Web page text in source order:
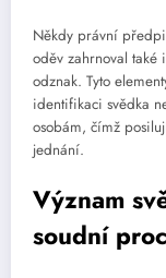
Někdy právní
oděv zahrnoval
odznak. Tyto
identifikaci svědka
osobám, čímž
jednání.
Význam
soudní